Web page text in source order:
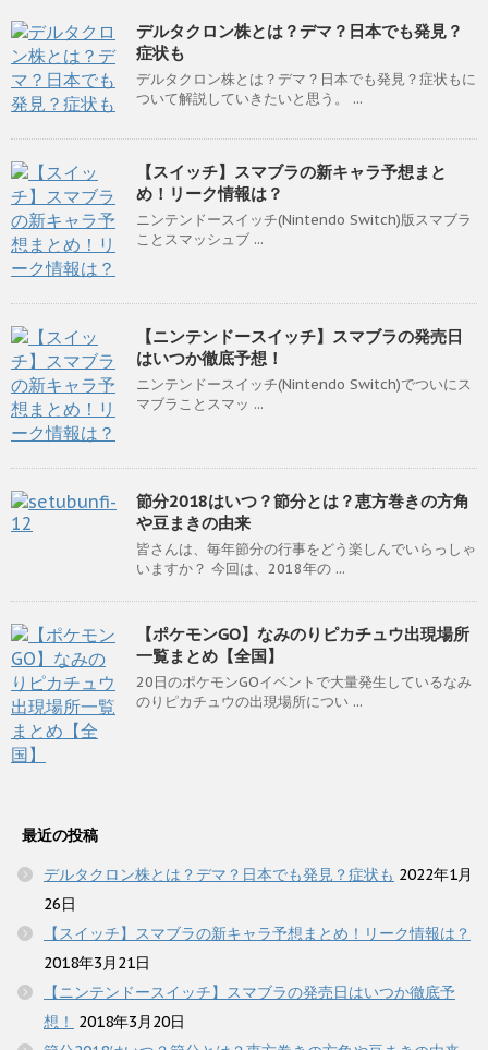
デルタクロン株とは？デマ？日本でも発見？
症状も
デルタクロン株とは？デマ？日本でも発見？症状もに
ついて解説していきたいと思う。 ...
【スイッチ】スマブラの新キャラ予想まと
め！リーク情報は？
ニンテンドースイッチ(Nintendo Switch)版スマブラ
ことスマッシュブ ...
【ニンテンドースイッチ】スマブラの発売日
はいつか徹底予想！
ニンテンドースイッチ(Nintendo Switch)でついにス
マブラことスマッ ...
節分2018はいつ？節分とは？恵方巻きの方角
や豆まきの由来
皆さんは、毎年節分の行事をどう楽しんでいらっしゃ
いますか？ 今回は、2018年の ...
【ポケモンGO】なみのりピカチュウ出現場所
一覧まとめ【全国】
20日のポケモンGOイベントで大量発生しているなみ
のりピカチュウの出現場所につい ...
最近の投稿
デルタクロン株とは？デマ？日本でも発見？症状も 2022年1月
26日
【スイッチ】スマブラの新キャラ予想まとめ！リーク情報は？
2018年3月21日
【ニンテンドースイッチ】スマブラの発売日はいつか徹底予
想！
2018年3月20日